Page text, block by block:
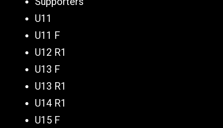
U11
U11 F
U12 R1
U13 F
U13 R1
U14 R1
U15 F